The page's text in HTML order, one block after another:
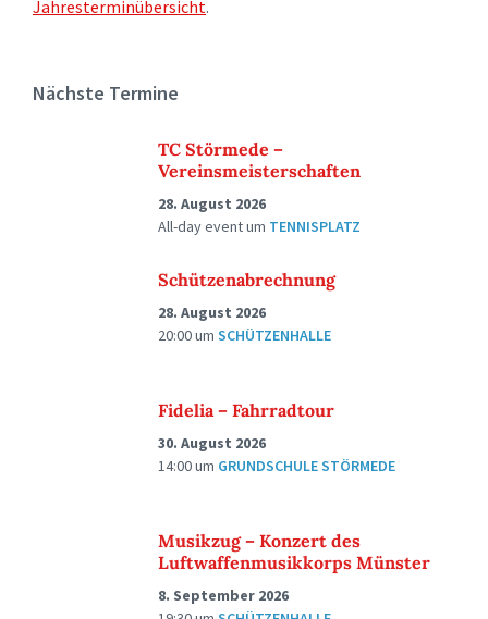
Jahresterminübersicht.
Nächste Termine
TC Störmede –
Vereinsmeisterschaften
28. August 2026
All-day eventum TENNISPLATZ
Schützenabrechnung
28. August 2026
20:00um SCHÜTZENHALLE
Fidelia – Fahrradtour
30. August 2026
14:00um GRUNDSCHULE STÖRMEDE
Musikzug – Konzert des
Luftwaffenmusikkorps Münster
8. September 2026